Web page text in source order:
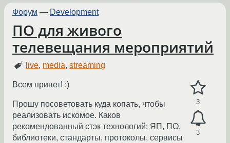
Форум — Development
ПО для живого
телевещания мероприятий
live, media,streaming
3
3
Всем привет! :)
Прошу посоветовать куда копать, чтобы
реализовать искомое. Каков
рекомендованный стэк технологий: ЯП, ПО,
библиотеки, стандарты, протоколы, сервисы